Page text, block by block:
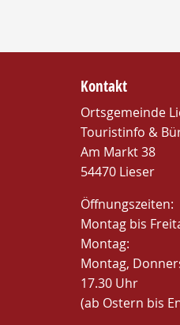
Kontakt
Ortsgemeinde
Touristinfo &
Am Markt 38
54470 Lieser
Öffnungszeiten:
Montag bis
Montag:
Montag,
17.30 Uhr
(ab Ostern bis